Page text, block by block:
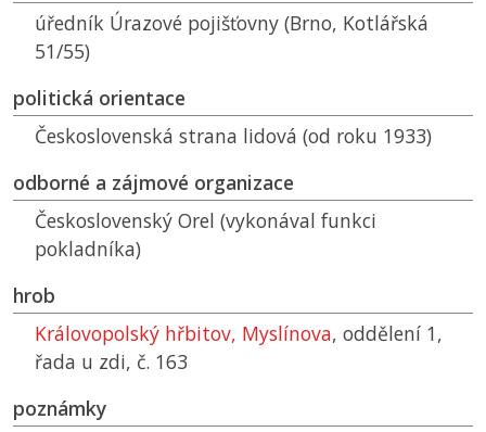
úředník Úrazové pojišťovny (Brno, Kotlářská
51/55)
politická orientace
Československá strana lidová (od roku 1933)
odborné a zájmové organizace
Československý Orel (vykonával funkci
pokladníka)
hrob
Královopolský hřbitov, Myslínova, oddělení 1,
řada u zdi, č. 163
poznámky